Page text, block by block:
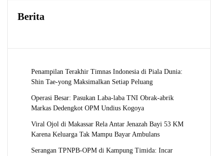
Berita
Penampilan Terakhir Timnas Indonesia di Piala Dunia:
Shin Tae-yong Maksimalkan Setiap Peluang
Operasi Besar: Pasukan Laba-laba TNI Obrak-abrik
Markas Dedengkot OPM Undius Kogoya
Viral Ojol di Makassar Rela Antar Jenazah Bayi 53 KM
Karena Keluarga Tak Mampu Bayar Ambulans
Serangan TPNPB-OPM di Kampung Timida: Incar